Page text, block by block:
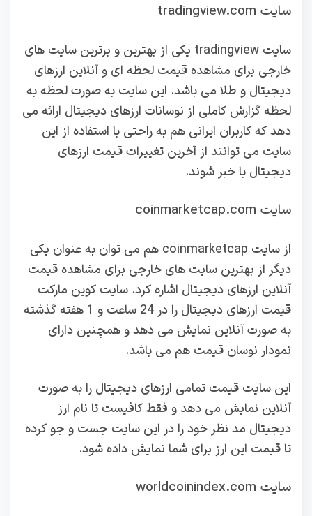
سایت tradingview.com
سایت tradingview یکی از بهترین و برترین سایت های
خارجی برای مشاهده قیمت لحظه ای و آنلاین ارزهای
دیجیتال و طلا می باشد. این سایت به صورت لحظه به
لحظه گزارش کاملی از نوسانات ارزهای دیجیتال ارائه می
دهد که کاربران ایرانی هم به راحتی با استفاده از این
سایت می توانند از آخرین تغییرات قیمت ارزهای
دیجیتال با خبر شوند.
سایت coinmarketcap.com
از سایت coinmarketcap هم می توان به عنوان یکی
دیگر از بهترین سایت های خارجی برای مشاهده قیمت
آنلاین ارزهای دیجیتال اشاره کرد. سایت کوین مارکت
قیمت ارزهای دیجیتال را در 24 ساعت و 1 هفته گذشته
به صورت آنلاین نمایش می دهد و همچنین دارای
نمودار نوسان قیمت هم می باشد.
این سایت قیمت تمامی ارزهای دیجیتال را به صورت
آنلاین نمایش می دهد و فقط کافیست تا نام ارز
دیجیتال مد نظر خود را در این سایت جست و جو کرده
تا قیمت این ارز برای شما نمایش داده شود.
سایت worldcoinindex.com